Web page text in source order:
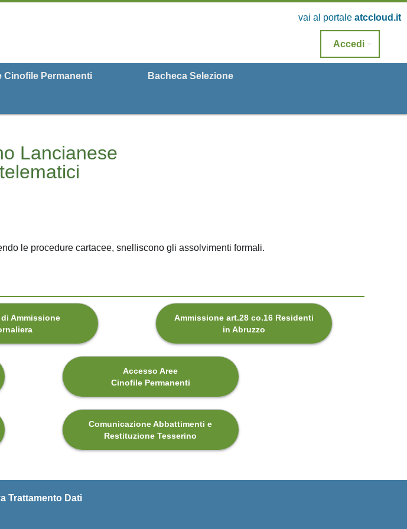
vai al portale atccloud.it
Accedi
Cinofile Permanenti Bacheca Selezione
Lancianese
le procedure cartacee, snelliscono gli assolvimenti formali.
Ammissione
Ammissione art.28 co.16 Residenti
in Abruzzo
Accesso Aree
Cinofile Permanenti
Comunicazione Abbattimenti e
Restituzione Tesserino
Trattamento Dati